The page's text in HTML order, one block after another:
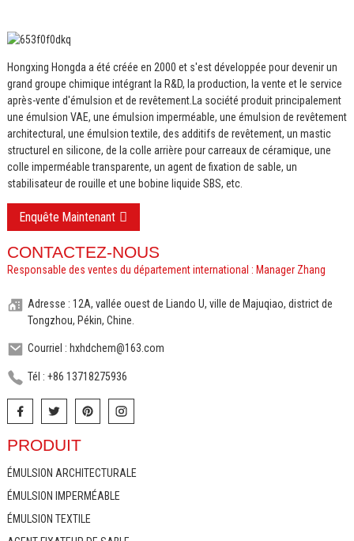
Hongxing Hongda a été créée en 2000 et s'est développée pour devenir un
grand groupe chimique intégrant la R&D, la production, la vente et le service
après-vente d'émulsion et de revêtement. La société produit principalement
une émulsion VAE, une émulsion imperméable, une émulsion de revêtement
architectural, une émulsion textile, des additifs de revêtement, un mastic
structurel en silicone, de la colle arrière pour carreaux de céramique, une
colle imperméable transparente, un agent de fixation de sable, un
stabilisateur de rouille et une bobine liquide SBS, etc.
Enquête Maintenant
CONTACTEZ-NOUS
Responsable des ventes du département international : Manager Zhang
Adresse : 12A, vallée ouest de Liando U, ville de Majuqiao, district de
Tongzhou, Pékin, Chine.
Courriel : hxhdchem@163.com
Tél : +86 13718275936
PRODUIT
ÉMULSION ARCHITECTURALE
ÉMULSION IMPERMÉABLE
ÉMULSION TEXTILE